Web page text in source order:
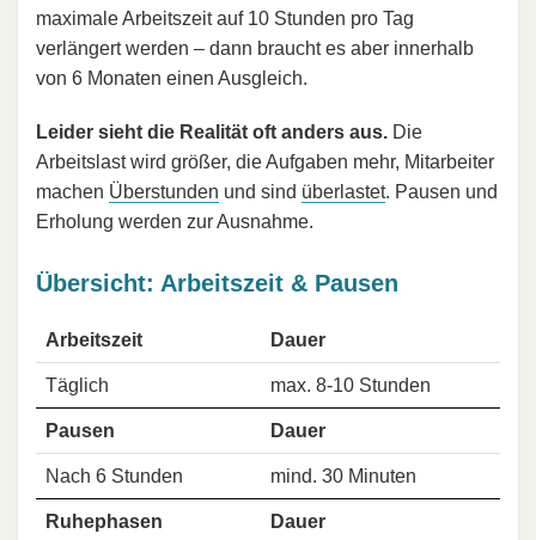
maximale Arbeitszeit auf 10 Stunden pro Tag
verlängert werden – dann braucht es aber innerhalb
von 6 Monaten einen Ausgleich.
Leider sieht die Realität oft anders aus. Die
Arbeitslast wird größer, die Aufgaben mehr, Mitarbeiter
machen Überstunden und sind überlastet. Pausen und
Erholung werden zur Ausnahme.
Übersicht: Arbeitszeit & Pausen
Arbeitszeit Dauer
Täglich max. 8-10 Stunden
Pausen Dauer
Nach 6 Stunden mind. 30 Minuten
Ruhephasen Dauer